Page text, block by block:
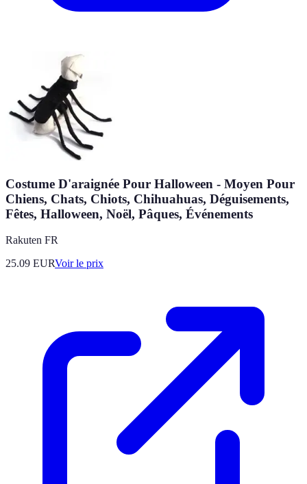
Costume D'araignée Pour Halloween - Moyen Pour
Chiens, Chats, Chiots, Chihuahuas, Déguisements,
Fêtes, Halloween, Noël, Pâques, Événements
Rakuten FR
25.09 EURVoir le prix